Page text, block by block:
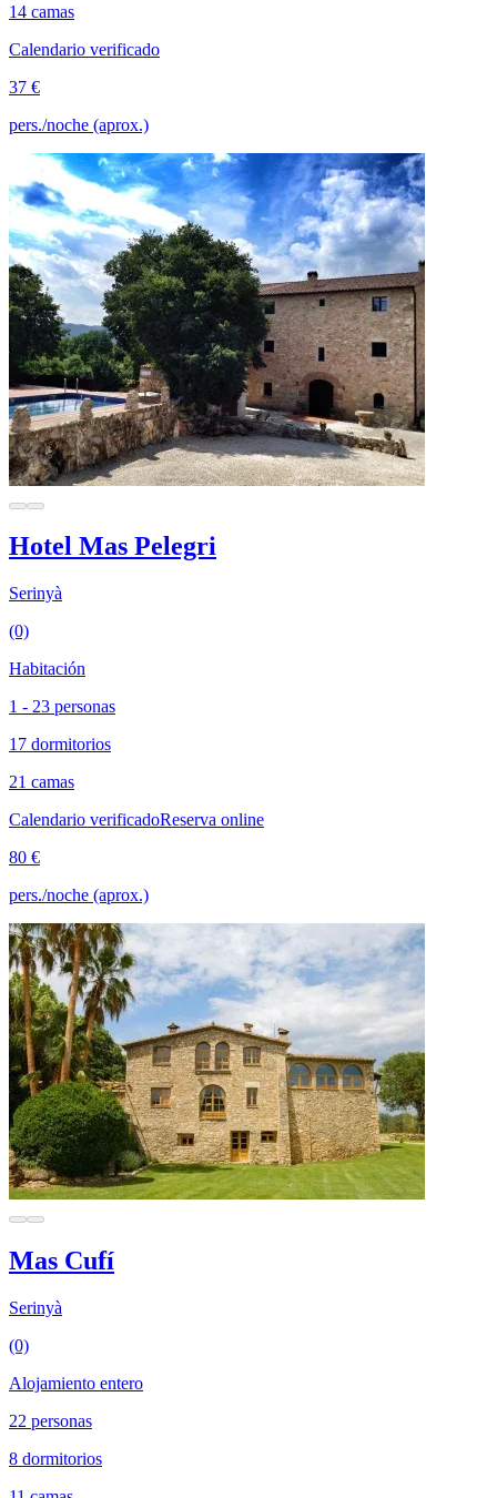
14 camas
Calendario verificado
37 €
pers./noche (aprox.)
Hotel Mas Pelegri
Serinyà
(0)
Habitación
1 - 23 personas
17 dormitorios
21 camas
Calendario verificadoReserva online
80 €
pers./noche (aprox.)
Mas Cufí
Serinyà
(0)
Alojamiento entero
22 personas
8 dormitorios